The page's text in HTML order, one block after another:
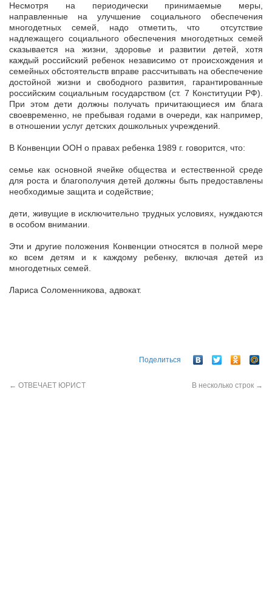
Несмотря на периодически принимаемые меры,
направленные на улучшение социального обеспечения
многодетных семей, надо отметить, что отсутствие
надлежащего социального обеспечения многодетных семей
сказывается на жизни, здоровье и развитии детей, хотя
каждый российский ребенок независимо от происхождения и
семейных обстоятельств вправе рассчитывать на обеспечение
достойной жизни и свободного развития, гарантированные
российским социальным государством (ст. 7 Конституции РФ).
При этом дети должны получать причитающиеся им блага
своевременно, не пребывая годами в очереди, как например,
в отношении услуг детских дошкольных учреждений.
В Конвенции ООН о правах ребенка 1989 г. говорится, что:
семье как основной ячейке общества и естественной среде
для роста и благополучия детей должны быть предоставлены
необходимые защита и содействие;
дети, живущие в исключительно трудных условиях, нуждаются
в особом внимании.
Эти и другие положения Конвенции относятся в полной мере
ко всем детям и к каждому ребенку, включая детей из
многодетных семей.
Лариса Соломенникова, адвокат.
Поделиться
← ОТВЕЧАЕТ ЮРИСТ В несколько строк →